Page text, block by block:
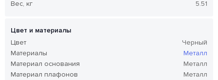
Вес, кг
5.51
Цвет и материалы
Цвет
Черный
Материалы
Металл
Материал основания
Металл
Материал плафонов
Металл